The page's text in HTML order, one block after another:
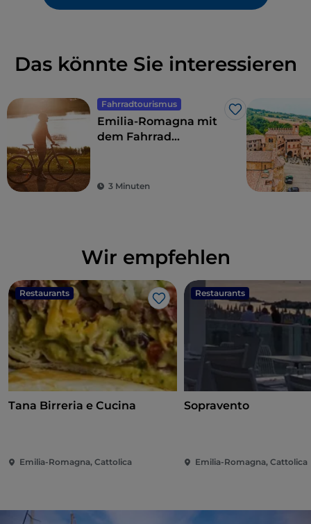
Das könnte Sie interessieren
Fahrradtourismus
Like
Emilia-Romagna mit
dem Fahrrad
Sangiovese
3 Minuten
Wir empfehlen
Restaurants
Like
Tana Birreria e Cucina
Emilia-Romagna, Cattolica
Restaurants
Sopravento
Emilia-Romagna, Cattolica